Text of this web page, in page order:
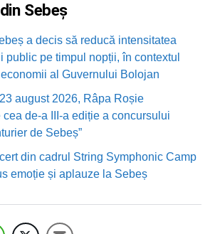
Sebeș
a decis să reducă intensitatea
public pe timpul nopții, în contextul
al Guvernului Bolojan
august 2026, Râpa Roșie
de-a III-a ediție a concursului
de Sebeș”
din cadrul String Symphonic Camp
emoție și aplauze la Sebeș